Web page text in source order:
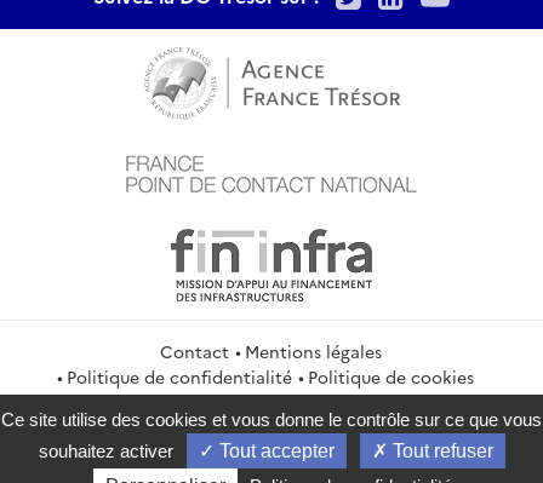
Contact
Mentions légales
Politique de confidentialité
Politique de cookies
Gestion des cookies
Flux RSS
service-public.gouv.fr
legifrance.gouv.fr
info.gouv.fr
data.gouv.fr
Ce site utilise des cookies et vous donne le contrôle sur ce que vous
souhaitez activer
Tout accepter
Tout refuser